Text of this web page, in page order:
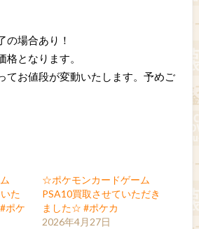
の場合あり！
となります。
てお値段が変動いたします。予めご
た
ポケ
☆ポケモンカードゲーム
PSA10買取させていただき
ました☆ #ポケカ
2026年4月27日